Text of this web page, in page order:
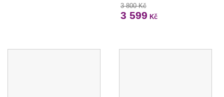
3 800 Kč
3 599 Kč